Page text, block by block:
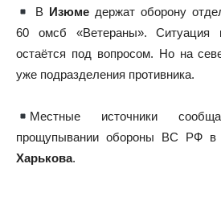
В Изюме держат оборону
60 омсб «Ветераны».
остаётся под вопросом. Но на
уже подразделения противника.
Местные источники
прощупывании обороны ВС РФ
Харькова.